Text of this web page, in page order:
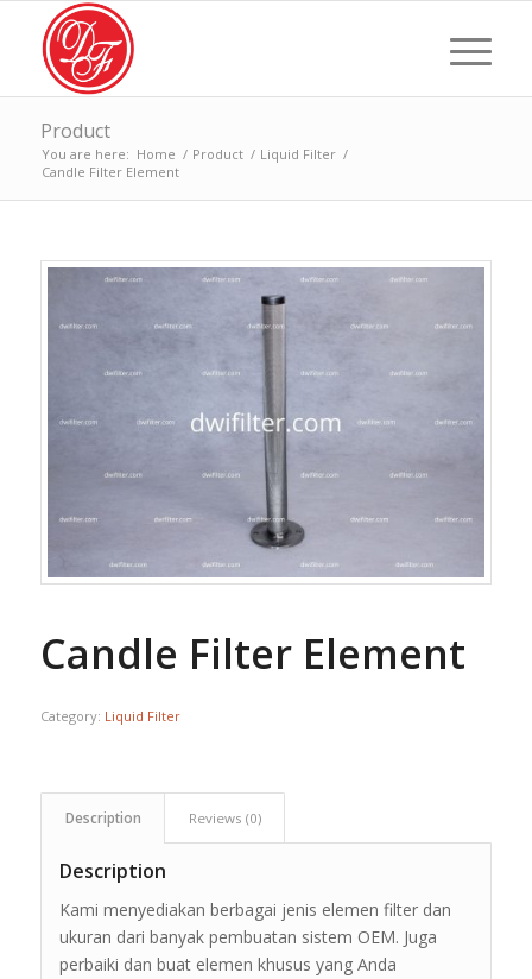
Product
You are here: Home / Product / Liquid Filter /
Candle Filter Element
Candle Filter Element
Category: Liquid Filter
Description Reviews (0)
Description
Kami menyediakan berbagai jenis elemen filter dan
ukuran dari banyak pembuatan sistem OEM. Juga
perbaiki dan buat elemen khusus yang Anda